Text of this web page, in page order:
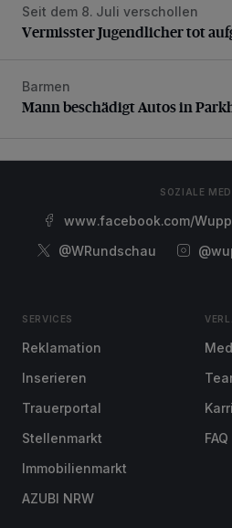
Vermisster Jugendlicher tot
Seit dem 8. Juli verschollen
Vermisster Jugendlicher tot
Mann beschädigt Autos in
Barmen
Mann beschädigt Autos in
SOZIALE
www.facebook.com/
@WRundschau
SERVICES
Reklamation
Inserieren
Trauerportal
Stellenmarkt
Immobilienmarkt
AZUBI NRW
FAQ